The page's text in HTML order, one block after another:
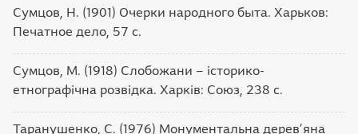
Сумцов, Н. (1901) Очерки народного быта. Харьков:
Печатное дело, 57 с.
Сумцов, М. (1918) Слобожани – історико-
етнографічна розвідка. Харків: Союз, 238 с.
Таранушенко, С. (1976) Монументальна дерев’яна